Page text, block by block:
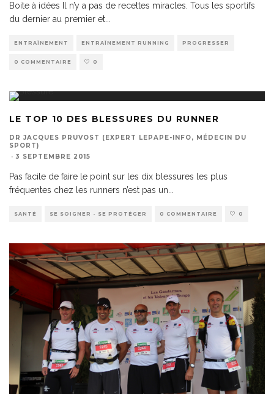
Boite à idées Il n’y a pas de recettes miracles. Tous les sportifs
du dernier au premier et
ENTRAÎNEMENT ENTRAÎNEMENT RUNNING PROGRESSER
0 COMMENTAIRE 0
LE TOP 10 DES BLESSURES DU RUNNER
DR JACQUES PRUVOST (EXPERT LEPAPE-INFO, MÉDECIN DU
SPORT)
· 3 SEPTEMBRE 2015
Pas facile de faire le point sur les dix blessures les plus
fréquentes chez les runners n’est pas un
SANTÉ SE SOIGNER - SE PROTÉGER 0 COMMENTAIRE 0